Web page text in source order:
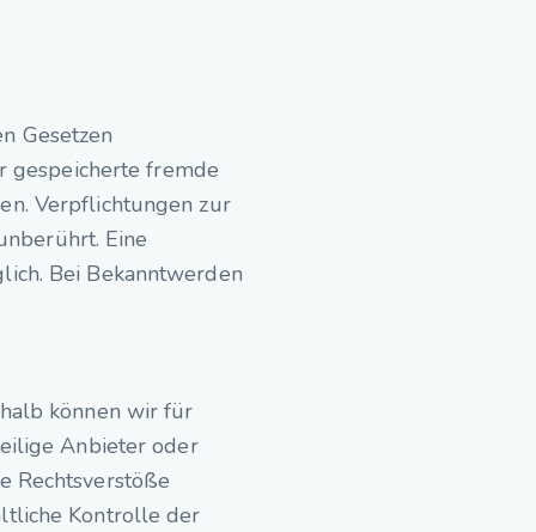
Gesetzen
gespeicherte fremde
Verpflichtungen zur
Eine
Bei Bekanntwerden
können wir für
Anbieter oder
Rechtsverstöße
Kontrolle der